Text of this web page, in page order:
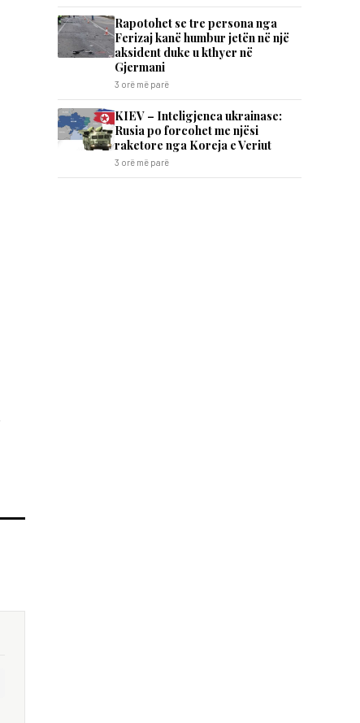
Rapotohet se tre persona nga
Ferizaj kanë humbur jetën në një
aksident duke u kthyer në
Gjermani
3 orë më parë
KIEV – Inteligjenca ukrainase:
Rusia po forcohet me njësi
raketore nga Koreja e Veriut
3 orë më parë